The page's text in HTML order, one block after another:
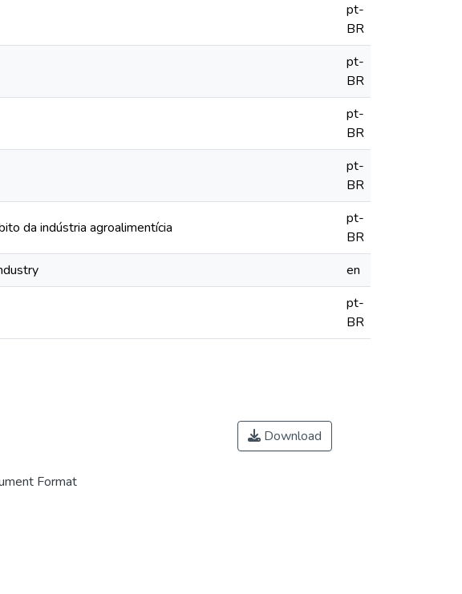
pt-
BR
pt-
BR
pt-
BR
pt-
BR
da indústria agroalimentícia
pt-
BR
en
pt-
BR
Format
Download